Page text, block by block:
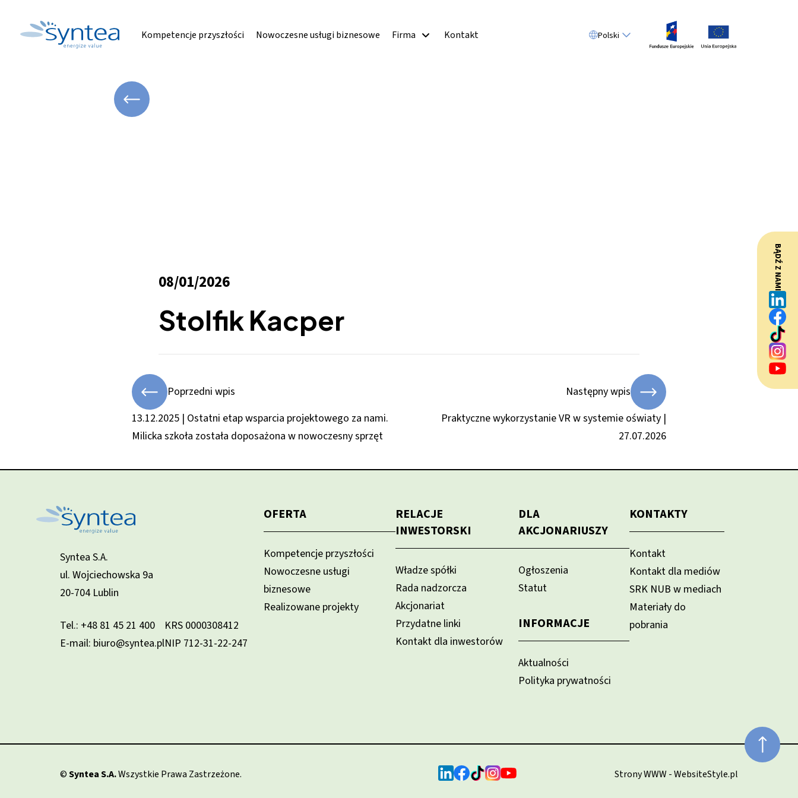
Kompetencje przyszłości Nowoczesne usługi biznesowe Firma Kontakt Polski
WRÓĆ
08/01/2026
Stolfik Kacper
Poprzedni wpis
13.12.2025 | Ostatni etap wsparcia projektowego za nami.
Milicka szkoła została doposażona w nowoczesny sprzęt
Następny wpis
Praktyczne wykorzystanie VR w systemie oświaty |
27.07.2026
BĄDŹ Z NAMI
Syntea S.A.
ul. Wojciechowska 9a
20-704 Lublin
Tel.: +48 81 45 21 400
E-mail: biuro@syntea.pl
KRS 0000308412
NIP 712-31-22-247
OFERTA
Kompetencje przyszłości
Nowoczesne usługi
biznesowe
Realizowane projekty
RELACJE
INWESTORSKI
Władze spółki
Rada nadzorcza
Akcjonariat
Przydatne linki
Kontakt dla inwestorów
DLA
AKCJONARIUSZY
Ogłoszenia
Statut
INFORMACJE
Aktualności
Polityka prywatności
KONTAKTY
Kontakt
Kontakt dla mediów
SRK NUB w mediach
Materiały do
pobrania
©Syntea S.A.Wszystkie Prawa Zastrzeżone. Strony WWW - WebsiteStyle.pl